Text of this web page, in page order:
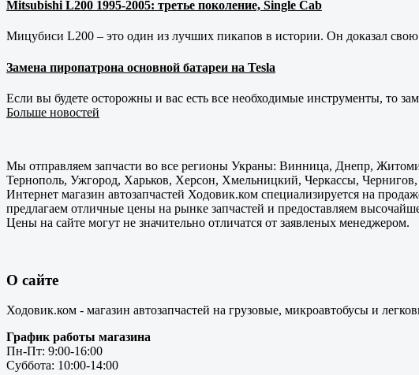
Mitsubishi L200 1995-2005: третье поколение, Single Cab
Мицубиси L200 – это один из лучших пикапов в истории. Он доказал
Замена пиропатрона основной батареи на Tesla
Если вы будете осторожны и вас есть все необходимые инструменты, то
Больше новостей
Мы отправляем запчасти во все регионы Украны: Винница, Днепр,
Тернополь, Ужгород, Харьков, Херсон, Хмельницкий, Черкассы,
Интернет магазин автозапчастей Ходовик.ком специализируется на
предлагаем отличные цены на рынке запчастей и предоставляем
Цены на сайте могут не значительно отличатся от заявленых менеджером.
О сайте
Ходовик.ком - магазин автозапчастей на грузовые, микроавтобусы и
График работы магазина
Пн-Пт: 9:00-16:00
Суббота: 10:00-14:00